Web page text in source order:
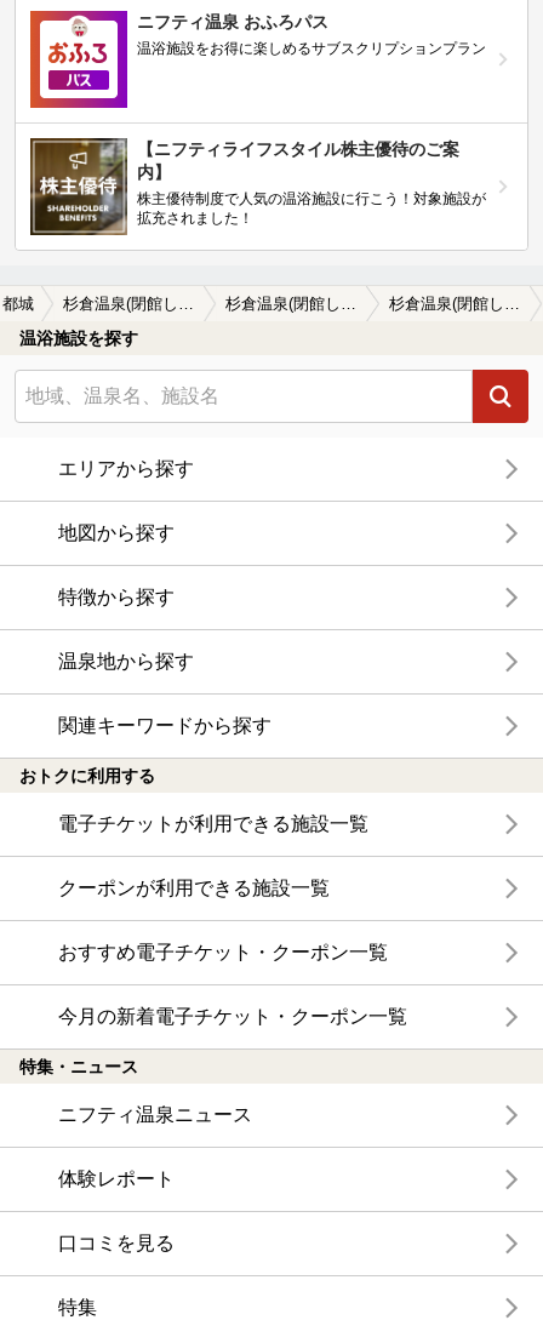
ニフティ温泉 おふろパス
温浴施設をお得に楽しめるサブスクリプションプラン
【ニフティライフスタイル株主優待のご案
内】
株主優待制度で人気の温浴施設に行こう！対象施設が
拡充されました！
都城 杉倉温泉(閉館しました) 杉倉温泉(閉館しました)の口コミ一覧 杉倉温泉(閉館しました)の口コミ 苦労して見つけました
温浴施設を探す
エリアから探す
地図から探す
特徴から探す
温泉地から探す
関連キーワードから探す
おトクに利用する
電子チケットが利用できる施設一覧
クーポンが利用できる施設一覧
おすすめ電子チケット・クーポン一覧
今月の新着電子チケット・クーポン一覧
特集・ニュース
ニフティ温泉ニュース
体験レポート
口コミを見る
特集